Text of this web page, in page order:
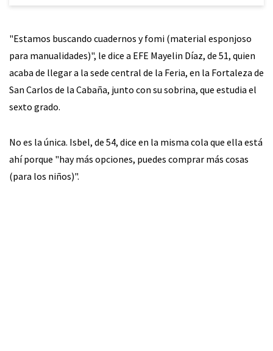
"Estamos buscando cuadernos y fomi (material esponjoso
para manualidades)", le dice a EFE Mayelin Díaz, de 51, quien
acaba de llegar a la sede central de la Feria, en la Fortaleza de
San Carlos de la Cabaña, junto con su sobrina, que estudia el
sexto grado.
No es la única. Isbel, de 54, dice en la misma cola que ella está
ahí porque "hay más opciones, puedes comprar más cosas
(para los niños)".